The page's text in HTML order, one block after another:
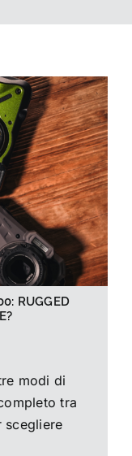
RUGGED
modi di
tra
scegliere